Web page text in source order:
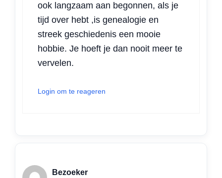
ook langzaam aan begonnen, als je
tijd over hebt ,is genealogie en
streek geschiedenis een mooie
hobbie. Je hoeft je dan nooit meer te
vervelen.
Login om te reageren
Bezoeker